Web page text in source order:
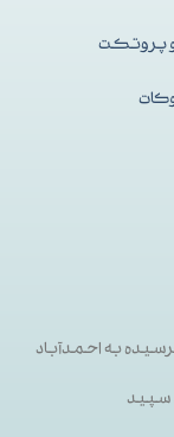
پروتکت
به احمدآباد
سپید